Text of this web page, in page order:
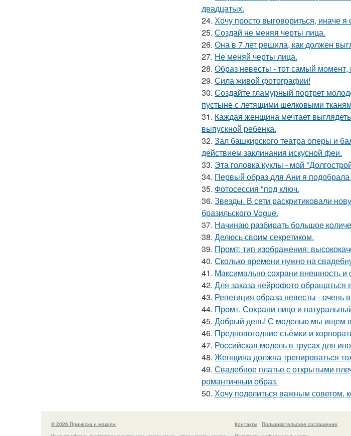
двадцатых.
24. Хочу просто выговориться, иначе я
25. Создай не меняя черты лица.
26. Она в 7 лет решила, как должен
27. Не меняй черты лица.
28. Образ невесты - тот самый момент,
29. Сила живой фотографии!
30. Создайте гламурный портрет
пустыне с летящими шелковыми
31. Каждая женщина мечтает
выпускной ребенка.
32. Зал башкирского театра оперы и
действием заклинания искусной феи.
33. Эта головка куклы - мой
34. Первый образ для Ани я
35. Фотосессия "под ключ.
36. Звезды. В сети раскритиковали
бразильского Vogue.
37. Начинаю разбирать большое
38. Делюсь своим секретиком.
39. Промт: тип изображения:
40. Сколько времени нужно на
41. Максимально сохрани внешность
42. Для заказа нейрофото
43. Репетиция образа невесты - очень
44. Промт. Сохрани лицо и
45. Добрый день! С моделью мы ищем
46. Предновогодние съёмки и
47. Российская модель в трусах для
48. Женщина должна тренироваться
49. Свадебное платье с открытыми
романтичныи образ.
50. Хочу поделиться важным советом,
© 2026 Прическа и макияж Контакты
Пользовательское соглашение